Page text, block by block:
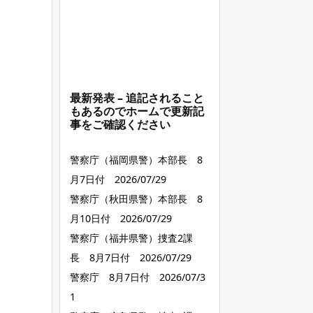
最新発表 – 追記されること
もあるのでホームで更新記
事をご確認ください
警察庁（福岡県警）本部長 8
月7日付 2026/07/29
警察庁（秋田県警）本部長 8
月10日付 2026/07/29
警察庁（福井県警）捜査2課
長 8月7日付 2026/07/29
警察庁 8月7日付 2026/07/3
1